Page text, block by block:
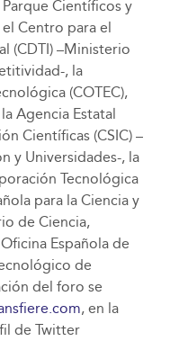
Científicos y
el Centro para el
(CDTI) –Ministerio
, la
(COTEC),
Agencia Estatal
Científicas (CSIC) –
y Universidades-, la
Tecnológica
para la Ciencia y
de Ciencia,
Española de
de
del foro se
, en la
de Twitter